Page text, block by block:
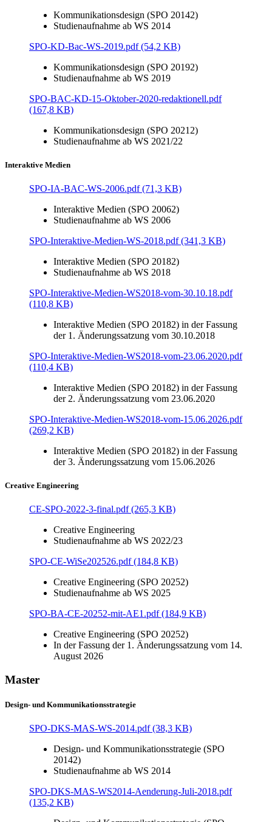
Kommunikationsdesign (SPO 20142)
Studienaufnahme ab WS 2014
SPO-KD-Bac-WS-2019.pdf (54,2 KB)
Kommunikationsdesign (SPO 20192)
Studienaufnahme ab WS 2019
SPO-BAC-KD-15-Oktober-2020-redaktionell.pdf
(167,8 KB)
Kommunikationsdesign (SPO 20212)
Studienaufnahme ab WS 2021/22
Interaktive Medien
SPO-IA-BAC-WS-2006.pdf (71,3 KB)
Interaktive Medien (SPO 20062)
Studienaufnahme ab WS 2006
SPO-Interaktive-Medien-WS-2018.pdf (341,3 KB)
Interaktive Medien (SPO 20182)
Studienaufnahme ab WS 2018
SPO-Interaktive-Medien-WS2018-vom-30.10.18.pdf
(110,8 KB)
Interaktive Medien (SPO 20182) in der Fassung
der 1. Änderungssatzung vom 30.10.2018
SPO-Interaktive-Medien-WS2018-vom-23.06.2020.pdf
(110,4 KB)
Interaktive Medien (SPO 20182) in der Fassung
der 2. Änderungssatzung vom 23.06.2020
SPO-Interaktive-Medien-WS2018-vom-15.06.2026.pdf
(269,2 KB)
Interaktive Medien (SPO 20182) in der Fassung
der 3. Änderungssatzung vom 15.06.2026
Creative Engineering
CE-SPO-2022-3-final.pdf (265,3 KB)
Creative Engineering
Studienaufnahme ab WS 2022/23
SPO-CE-WiSe202526.pdf (184,8 KB)
Creative Engineering (SPO 20252)
Studienaufnahme ab WS 2025
SPO-BA-CE-20252-mit-AE1.pdf (184,9 KB)
Creative Engineering (SPO 20252)
In der Fassung der 1. Änderungssatzung vom 14.
August 2026
Master
Design- und Kommunikationsstrategie
SPO-DKS-MAS-WS-2014.pdf (38,3 KB)
Design- und Kommunikationsstrategie (SPO
20142)
Studienaufnahme ab WS 2014
SPO-DKS-MAS-WS2014-Aenderung-Juli-2018.pdf
(135,2 KB)